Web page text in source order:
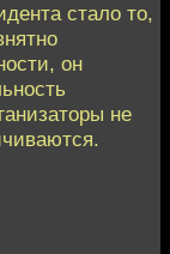
стало то,
он
не